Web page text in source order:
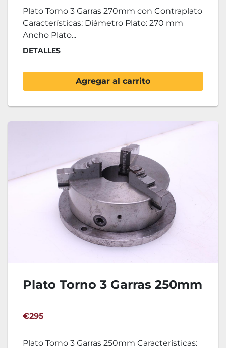
Plato Torno 3 Garras 270mm con Contraplato
Características: Diámetro Plato: 270 mm
Ancho Plato...
DETALLES
Agregar al carrito
Plato Torno 3 Garras 250mm
€295
Plato Torno 3 Garras 250mm Características: